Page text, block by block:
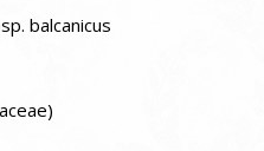
balcanicus